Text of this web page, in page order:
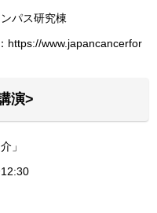
パス研究棟
https://www.japancancerfor
演>
」